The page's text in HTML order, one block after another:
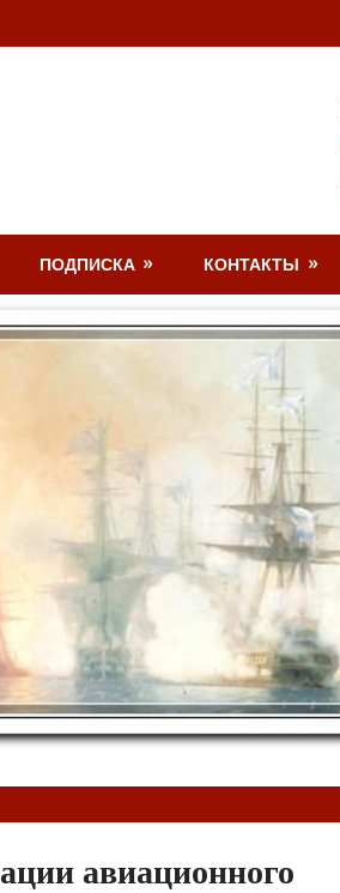
ПОДПИСКА КОНТАКТЫ
авиационного